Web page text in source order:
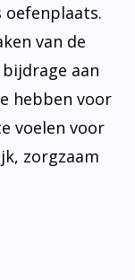
oefenplaats.
van de
aan
hebben voor
voelen voor
zorgzaam